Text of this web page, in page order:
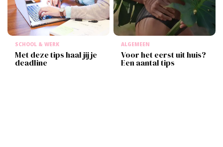
SCHOOL & WERK
Met deze tips haal jij je
deadline
ALGEMEEN
Voor het eerst uit huis?
Een aantal tips